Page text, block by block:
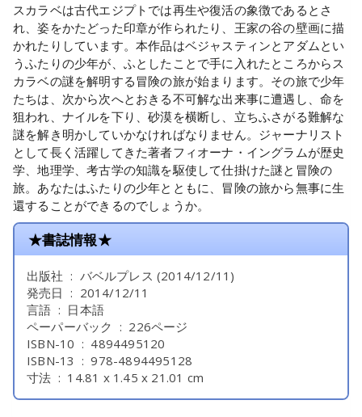
スカラベは古代エジプトでは再生や復活の象徴であるとさ
れ、姿をかたどった印章が作られたり、王家の谷の壁画に描
かれたりしています。本作品はベジャスティンとアダムとい
うふたりの少年が、ふとしたことで手に入れたところからス
カラベの謎を解明する冒険の旅が始まります。その旅で少年
たちは、次から次へとおきる不可解な出来事に遭遇し、命を
狙われ、ナイルを下り、砂漠を横断し、立ちふさがる難解な
謎を解き明かしていかなければなりません。ジャーナリスト
として長く活躍してきた著者フィオーナ・イングラムが歴史
学、地理学、考古学の知識を駆使して仕掛けた謎と冒険の
旅。あなたはふたりの少年とともに、冒険の旅から無事に生
還することができるのでしょうか。
★書誌情報★
出版社 ‏ : ‎ バベルプレス (2014/12/11)
発売日 ‏ : ‎ 2014/12/11
言語 ‏ : ‎ 日本語
ペーパーバック ‏ : ‎ 226ページ
ISBN-10 ‏ : ‎ 4894495120
ISBN-13 ‏ : ‎ 978-4894495128
寸法 ‏ : ‎ 14.81 x 1.45 x 21.01 cm